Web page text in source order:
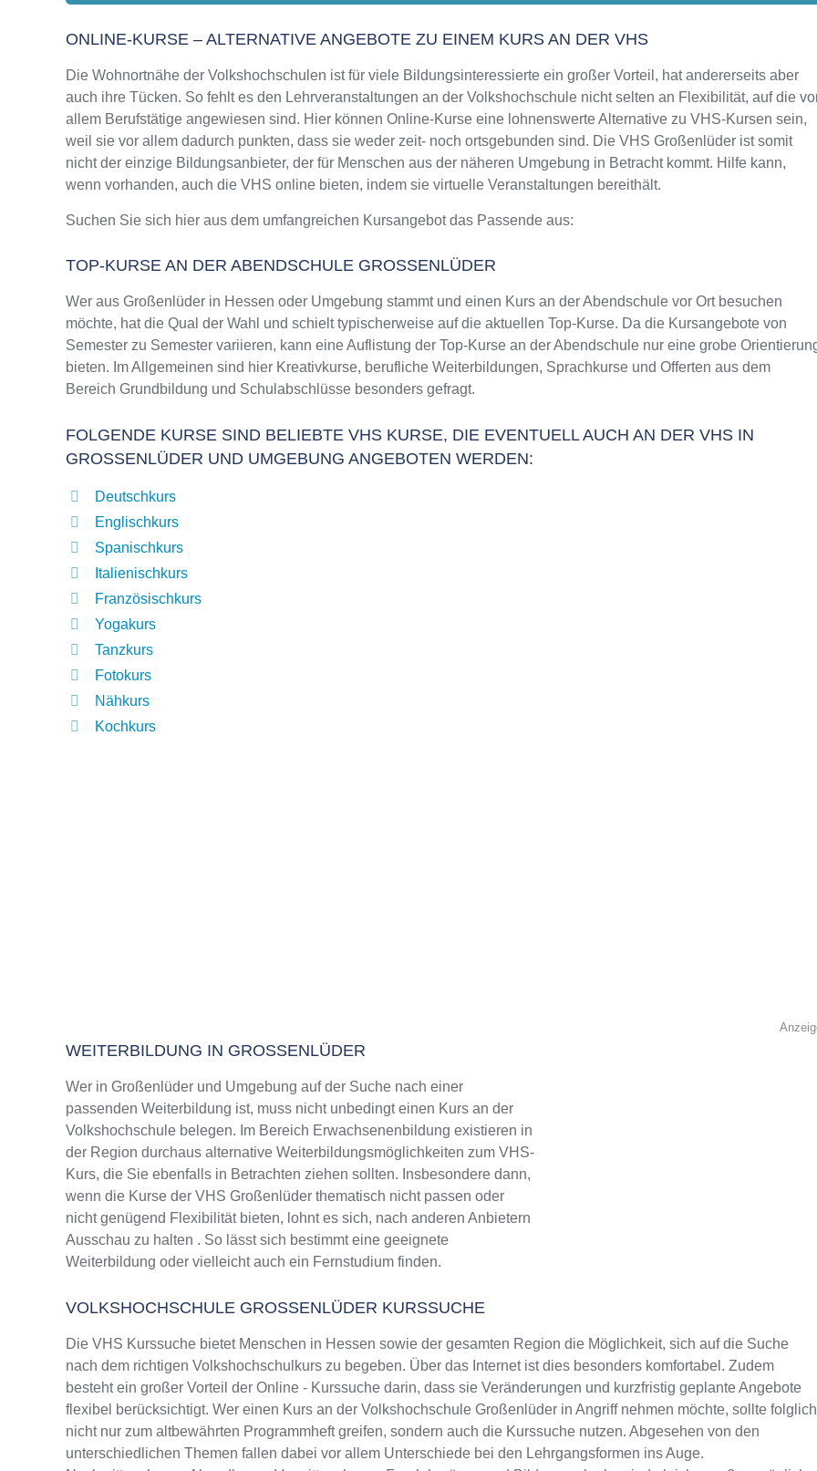
VOLKSHOCHSCHULE LANDKREIS FULDA
Wörthstr. 15, 36037 Fulda
ONLINE-KURSE – ALTERNATIVE ANGEBOTE ZU EINEM KURS AN DER VHS
Die Wohnortnähe der Volkshochschulen ist für viele Bildungsinteressierte ein großer Vorteil, hat andererseits aber
auch ihre Tücken. So fehlt es den Lehrveranstaltungen an der Volkshochschule nicht selten an Flexibilität, auf die
allem Berufstätige angewiesen sind. Hier können Online-Kurse eine lohnenswerte Alternative zu VHS-Kursen sein,
weil sie vor allem dadurch punkten, dass sie weder zeit- noch ortsgebunden sind. Die VHS Großenlüder ist somit
nicht der einzige Bildungsanbieter, der für Menschen aus der näheren Umgebung in Betracht kommt. Hilfe kann,
wenn vorhanden, auch die VHS online bieten, indem sie virtuelle Veranstaltungen bereithält.
Suchen Sie sich hier aus dem umfangreichen Kursangebot das Passende aus:
TOP-KURSE AN DER ABENDSCHULE GROSSENLÜDER
Wer aus Großenlüder in Hessen oder Umgebung stammt und einen Kurs an der Abendschule vor Ort besuchen
möchte, hat die Qual der Wahl und schielt typischerweise auf die aktuellen Top-Kurse. Da die Kursangebote von
Semester zu Semester variieren, kann eine Auflistung der Top-Kurse an der Abendschule nur eine grobe
bieten. Im Allgemeinen sind hier Kreativkurse, berufliche Weiterbildungen, Sprachkurse und Offerten aus dem
Bereich Grundbildung und Schulabschlüsse besonders gefragt.
FOLGENDE KURSE SIND BELIEBTE VHS KURSE, DIE EVENTUELL AUCH AN DER VHS IN
GROSSENLÜDER UND UMGEBUNG ANGEBOTEN WERDEN:
Deutschkurs
Englischkurs
Spanischkurs
Italienischkurs
Französischkurs
Yogakurs
Tanzkurs
Fotokurs
Nähkurs
Kochkurs
WEITERBILDUNG IN GROSSENLÜDER
Wer in Großenlüder und Umgebung auf der Suche nach einer
passenden Weiterbildung ist, muss nicht unbedingt einen Kurs an der
Volkshochschule belegen. Im Bereich Erwachsenenbildung existieren in
der Region durchaus alternative Weiterbildungsmöglichkeiten zum VHS-
Kurs, die Sie ebenfalls in Betrachten ziehen sollten. Insbesondere dann,
wenn die Kurse der VHS Großenlüder thematisch nicht passen oder
nicht genügend Flexibilität bieten, lohnt es sich, nach anderen Anbietern
Ausschau zu halten . So lässt sich bestimmt eine geeignete
Weiterbildung oder vielleicht auch ein Fernstudium finden.
VOLKSHOCHSCHULE GROSSENLÜDER KURSSUCHE
Die VHS Kurssuche bietet Menschen in Hessen sowie der gesamten Region die Möglichkeit, sich auf die Suche
nach dem richtigen Volkshochschulkurs zu begeben. Über das Internet ist dies besonders komfortabel. Zudem
besteht ein großer Vorteil der Online - Kurssuche darin, dass sie Veränderungen und kurzfristig geplante Angebote
flexibel berücksichtigt. Wer einen Kurs an der Volkshochschule Großenlüder in Angriff nehmen möchte, sollte folglich
nicht nur zum altbewährten Programmheft greifen, sondern auch die Kurssuche nutzen. Abgesehen von den
unterschiedlichen Themen fallen dabei vor allem Unterschiede bei den Lehrgangsformen ins Auge.